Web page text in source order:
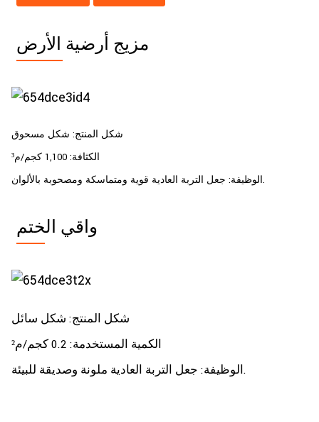
مزيج أرضية الأرض
شكل المنتج: شكل مسحوق
الكثافة: 1,100 كجم/م³
الوظيفة: جعل التربة العادية قوية ومتماسكة ومصحوبة بالألوان.
واقي الختم
شكل المنتج: شكل سائل
الكمية المستخدمة: 0.2 كجم/م²
الوظيفة: جعل التربة العادية ملونة وصديقة للبيئة.